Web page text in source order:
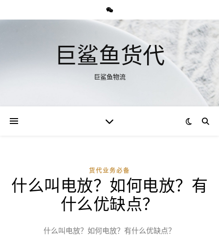
巨鲨鱼货代
巨鲨鱼物流
货代业务必备
什么叫电放？如何电放？有
什么优缺点？
什么叫电放？如何电放？有什么优缺点？